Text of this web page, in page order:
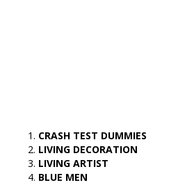
CRASH TEST DUMMIES
LIVING DECORATION
LIVING ARTIST
BLUE MEN